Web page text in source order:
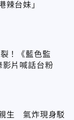
台妹」
！《藍色監
片喊話台粉
生 氣炸現身駁